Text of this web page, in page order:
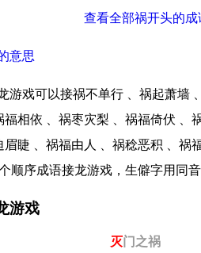
查看全部祸开头的成
意思
游戏可以接祸不单行 、祸起萧墙
相依 、祸枣灾梨 、祸福倚伏 、
睫 、祸福由人 、祸稔恶积 、祸
顺序成语接龙游戏，生僻字用同
游戏
灭门之祸